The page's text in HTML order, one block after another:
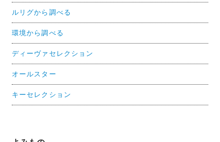
ルリグから調べる
環境から調べる
ディーヴァセレクション
オールスター
キーセレクション